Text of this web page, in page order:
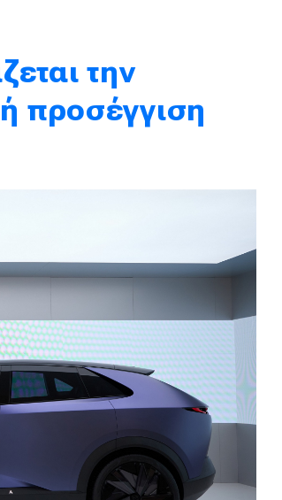
την
προσέγγιση